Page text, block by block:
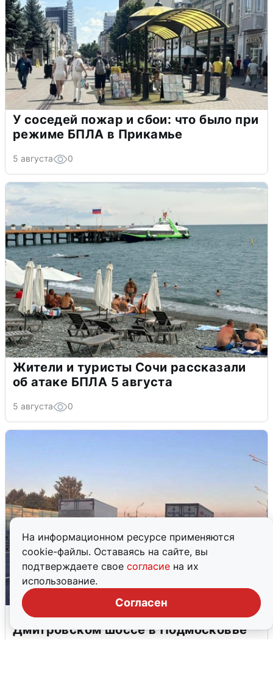
На информационном ресурсе применяются
cookie-файлы. Оставаясь на сайте, вы
подтверждаете свое согласие на их
использование.
Согласен
У соседей пожар и сбои: что было при
режиме БПЛА в Прикамье
5 августа 0
Жители и туристы Сочи рассказали
об атаке БПЛА 5 августа
5 августа 0
Пять машин столкнулись на
Дмитровском шоссе в Подмосковье